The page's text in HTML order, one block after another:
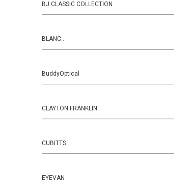
BJ CLASSIC COLLECTION
BLANC..
BuddyOptical
CLAYTON FRANKLIN
CUBITTS
EYEVAN